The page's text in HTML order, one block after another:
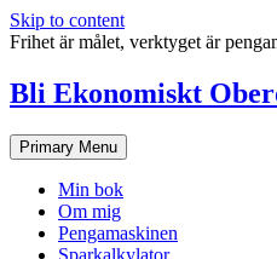
Skip to content
Frihet är målet, verktyget är
Bli Ekonomiskt
Primary Menu
Min bok
Om mig
Pengamaskinen
Sparkalkylator